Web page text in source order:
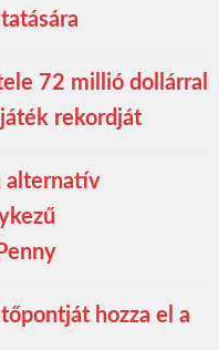
72 millió dollárral
rekordját
alternatív
hozza el a